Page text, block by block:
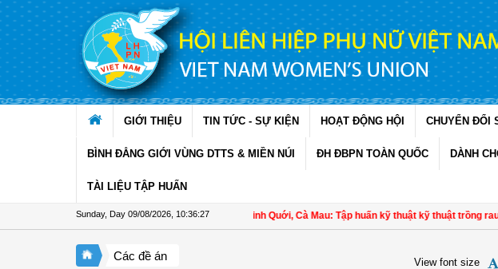
Skip to Content
GIỚI THIỆU TIN TỨC - SỰ KIỆN HOẠT ĐỘNG HỘI CHUYỂN ĐỔI
BÌNH ĐẲNG GIỚI VÙNG DTTS & MIỀN NÚI ĐH ĐBPN TOÀN QUỐC DÀNH
TÀI LIỆU TẬP HUẤN
Sunday, Day 09/08/2026 10:36:28
Hội LHPN xã Ninh Quới, Cà Mau: Tập huấn kỹ thuật kỹ thuật trồng rau màu an
Các đề án View font size